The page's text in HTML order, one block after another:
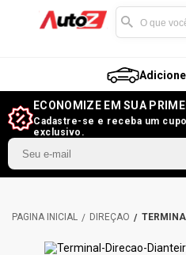
ECONOMIZE EM SUA
Cadastre-se e receba um
exclusivo.
DIREÇÃO